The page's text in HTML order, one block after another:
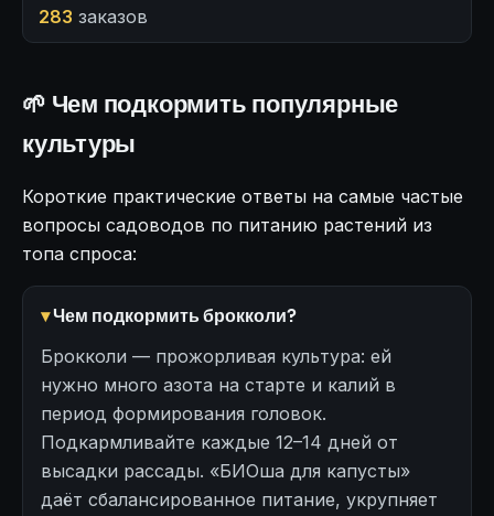
283 заказов
🌱 Чем подкормить популярные
культуры
Короткие практические ответы на самые частые
вопросы садоводов по питанию растений из
топа спроса:
Чем подкормить брокколи?
Брокколи — прожорливая культура: ей
нужно много азота на старте и калий в
период формирования головок.
Подкармливайте каждые 12–14 дней от
высадки рассады. «БИОша для капусты»
даёт сбалансированное питание, укрупняет